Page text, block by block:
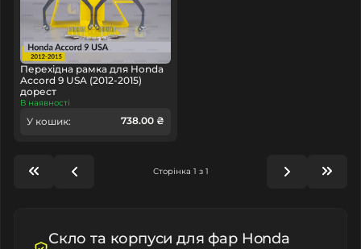
Перехідна рамка для Honda
Accord 9 USA (2012-2015)
дорест
В наявності
У кошик: 738.00 ₴
Сторінка 1 з 1
Скло та корпуси для фар Honda